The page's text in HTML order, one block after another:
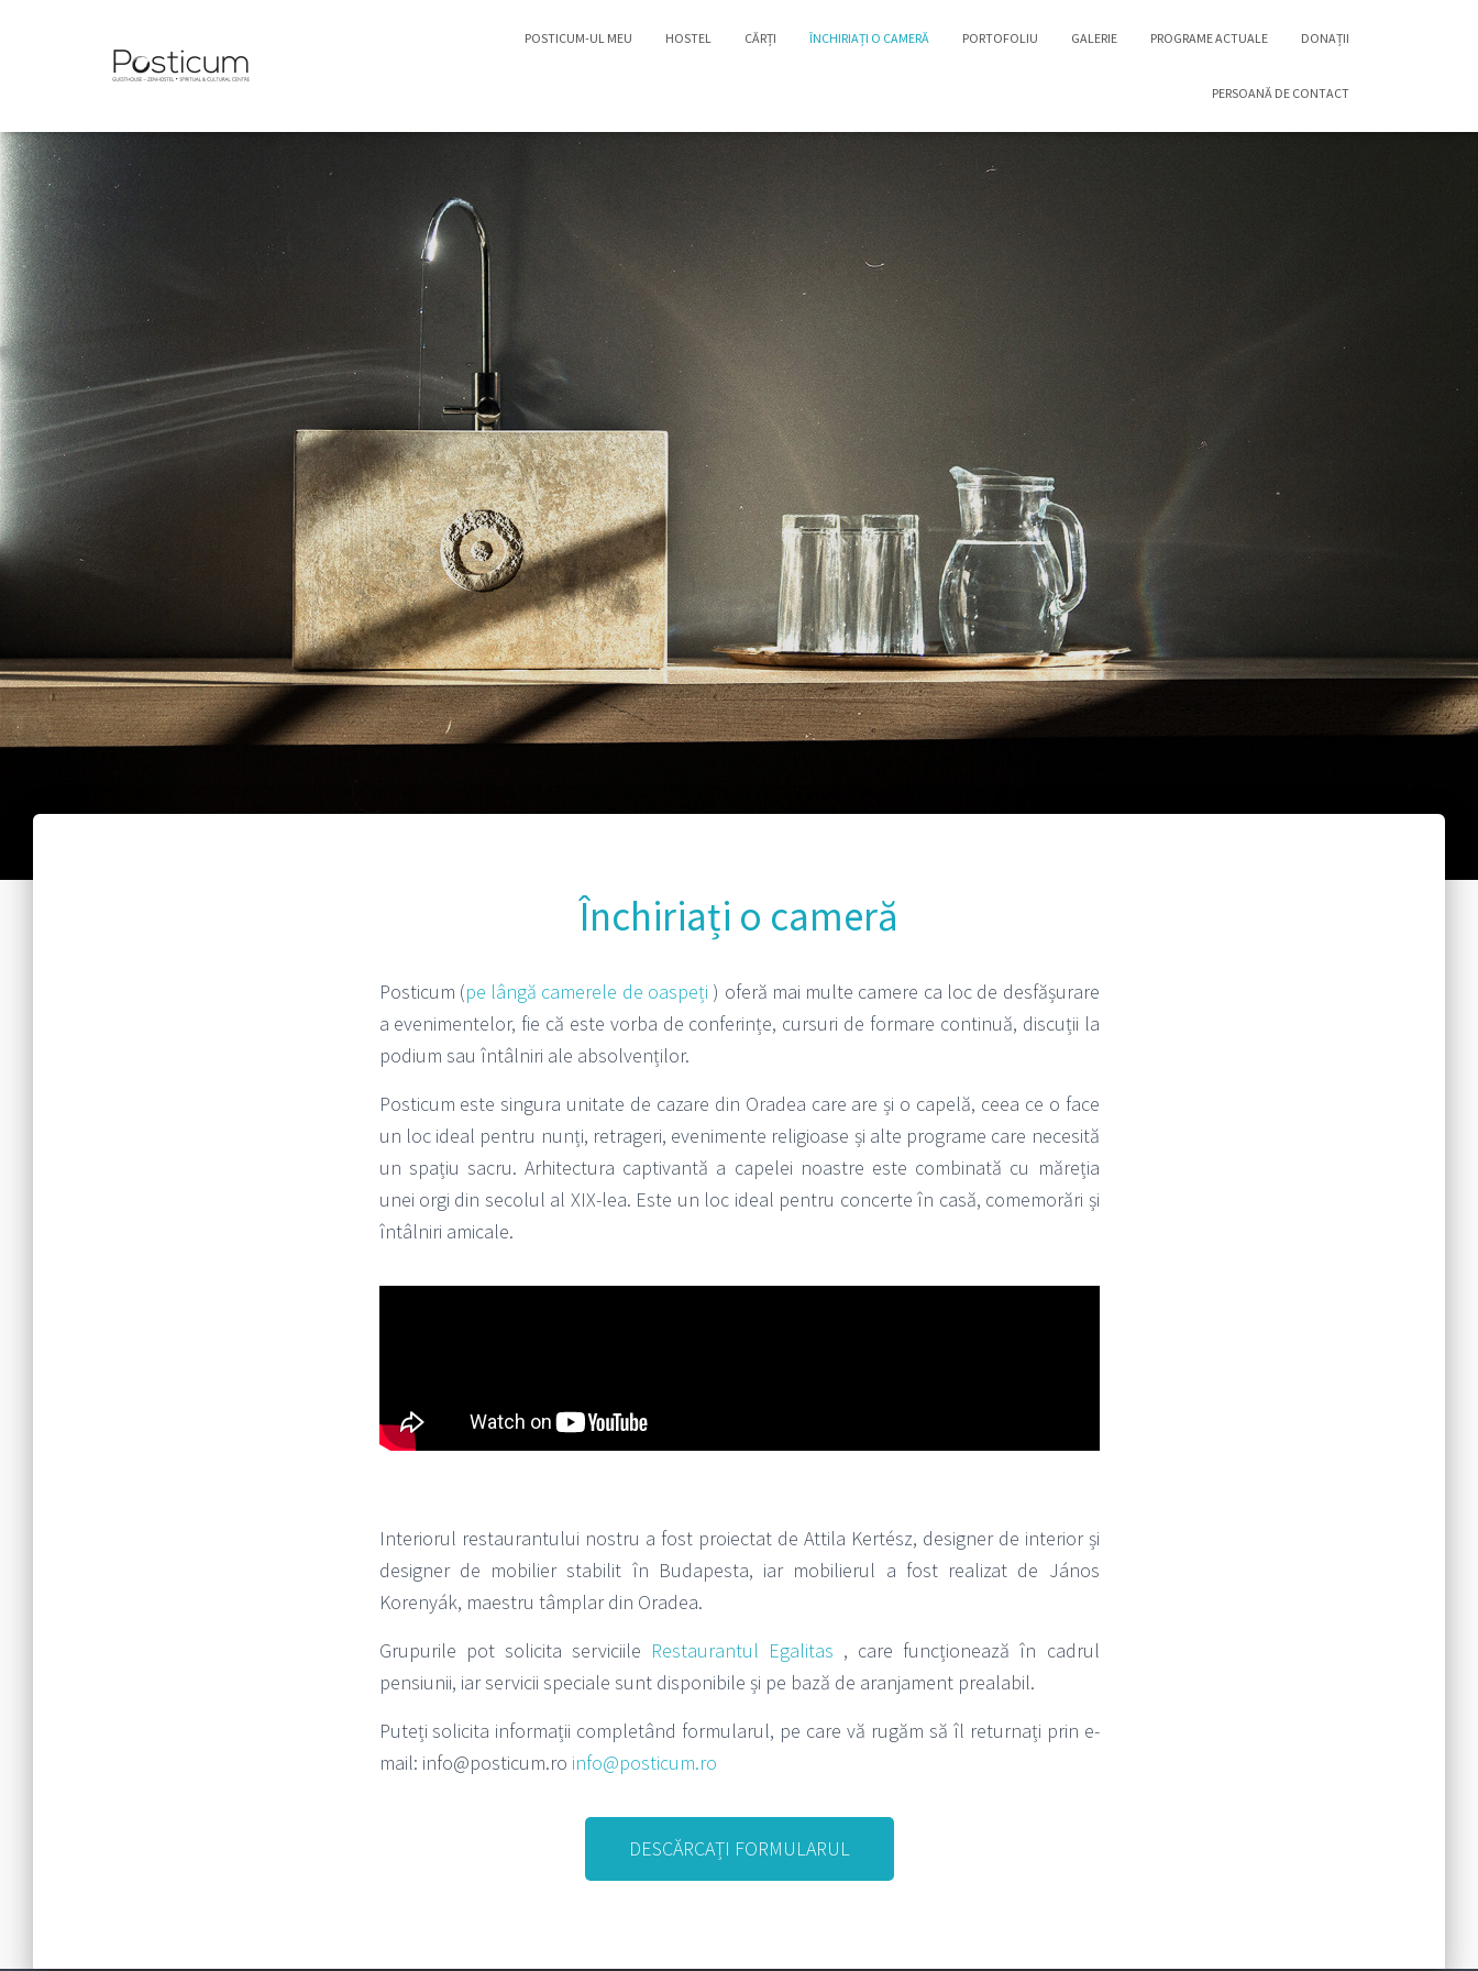
POSTICUM-UL MEU HOSTEL CĂRȚI ÎNCHIRIAȚI O CAMERĂ PORTOFOLIU GALERIE PROGRAME ACTUALE DONAȚII
PERSOANĂ DE CONTACT
Închiriați o cameră
Posticum (pe lângă camerele de oaspeți ) oferă mai multe camere ca loc de desfășurare
a evenimentelor, fie că este vorba de conferințe, cursuri de formare continuă, discuții la
podium sau întâlniri ale absolvenților.
Posticum este singura unitate de cazare din Oradea care are și o capelă, ceea ce o face
un loc ideal pentru nunți, retrageri, evenimente religioase și alte programe care necesită
un spațiu sacru. Arhitectura captivantă a capelei noastre este combinată cu măreția
unei orgi din secolul al XIX-lea. Este un loc ideal pentru concerte în casă, comemorări și
întâlniri amicale.
Interiorul restaurantului nostru a fost proiectat de Attila Kertész, designer de interior și
designer de mobilier stabilit în Budapesta, iar mobilierul a fost realizat de János
Korenyák, maestru tâmplar din Oradea.
Grupurile pot solicita serviciile Restaurantul Egalitas , care funcționează în cadrul
pensiunii, iar servicii speciale sunt disponibile și pe bază de aranjament prealabil.
Puteți solicita informații completând formularul, pe care vă rugăm să îl returnați prin e-
mail: info@posticum.ro info@posticum.ro
DESCĂRCAȚI FORMULARUL